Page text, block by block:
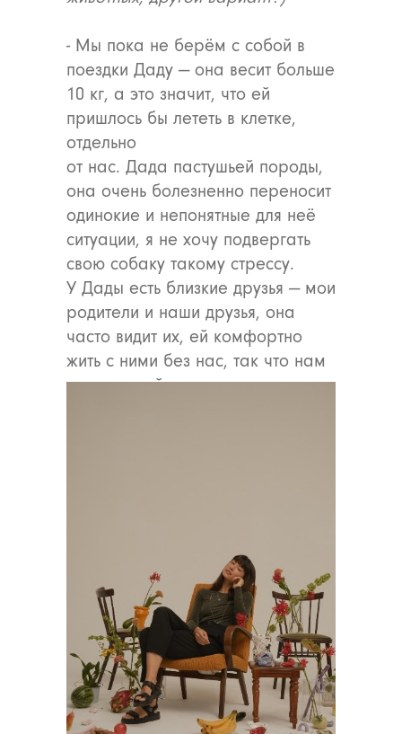
- Мы пока не берём с собой в
поездки Даду — она весит больше
10 кг, а это значит, что ей
пришлось бы лететь в клетке,
отдельно
от нас. Дада пастушьей породы,
она очень болезненно переносит
одинокие и непонятные для неё
ситуации, я не хочу подвергать
свою собаку такому стрессу.
У Дады есть близкие друзья — мои
родители и наши друзья, она
часто видит их, ей комфортно
жить с ними без нас, так что нам
пока спокойнее оставлять ее